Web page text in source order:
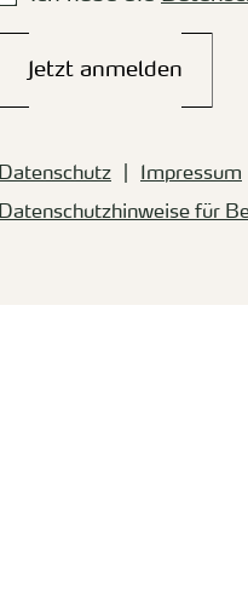
Jetzt anmelden
Datenschutz Impressum
Datenschutzhinweise für